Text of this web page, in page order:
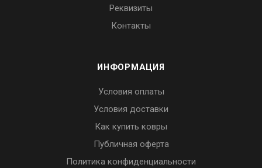
Реквизиты
Контакты
ИНФОРМАЦИЯ
Условия оплаты
Условия доставки
Как купить ковры
Публичная оферта
Политика конфиденциальности